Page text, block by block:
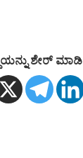
ಶೇರ್ ಮಾಡಿ